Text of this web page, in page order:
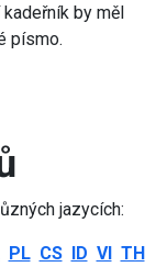
by měl
písmo.
jazycích:
PL CS ID VI TH